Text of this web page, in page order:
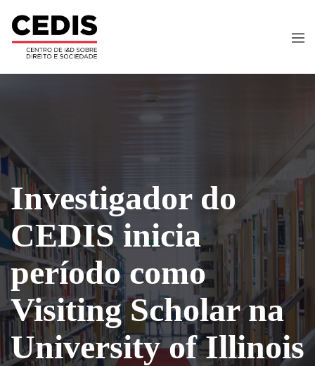
Investigador do
CEDIS inicia
período como
Visiting Scholar na
University of Illinois